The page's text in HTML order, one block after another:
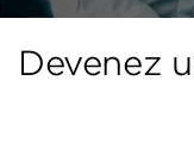
Devenez